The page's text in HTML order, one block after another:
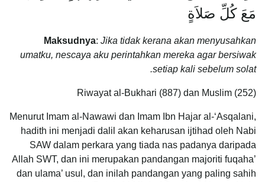
مَعَ كُلِّ صَلاَةٍ
Maksudnya: Jika tidak kerana akan menyusahkan
umatku, nescaya aku perintahkan mereka agar bersiwak
setiap kali sebelum solat.
Riwayat al-Bukhari (887) dan Muslim (252)
Menurut Imam al-Nawawi dan Imam Ibn Hajar al-‘Asqalani,
hadith ini menjadi dalil akan keharusan ijtihad oleh Nabi
SAW dalam perkara yang tiada nas padanya daripada
Allah SWT, dan ini merupakan pandangan majoriti fuqaha’
dan ulama’ usul, dan inilah pandangan yang paling sahih